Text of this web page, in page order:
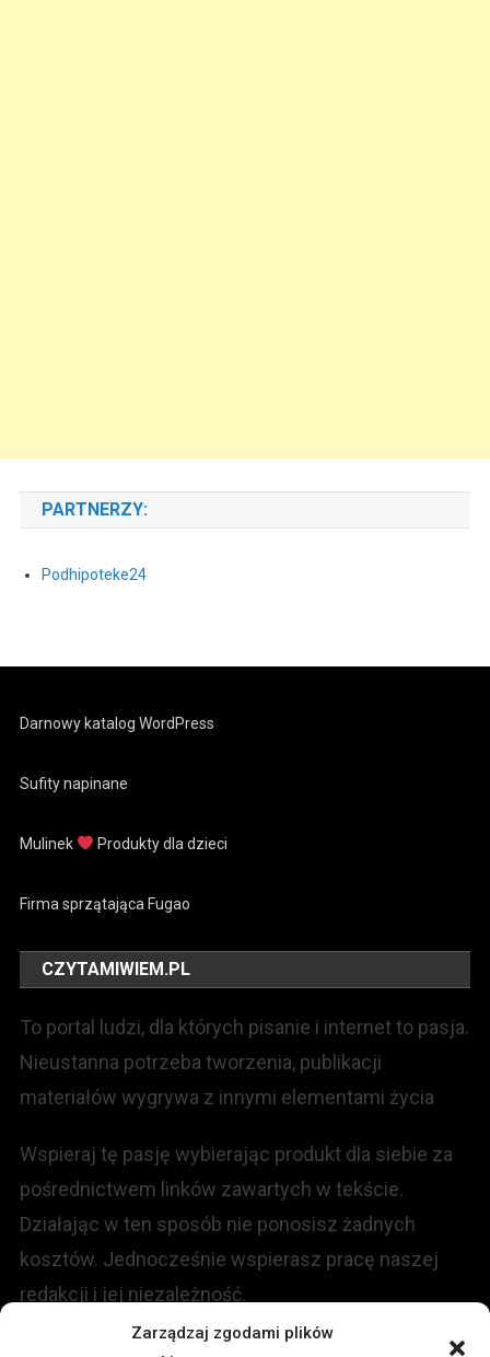
Zarządzaj zgodami plików
PARTNERZY:
Podhipoteke24
Darnowy katalog WordPress
Sufity napinane
Mulinek Produkty dla dzieci
Firma sprzątająca Fugao
CZYTAMIWIEM.PL
To portal ludzi, dla których pisanie i internet to pasja.
Nieustanna potrzeba tworzenia, publikacji
materiałów wygrywa z innymi elementami życia
Wspieraj tę pasję wybierając produkt dla siebie za
pośrednictwem linków zawartych w tekście.
Działając w ten sposób nie ponosisz żadnych
kosztów. Jednocześnie wspierasz pracę naszej
redakcji i jej niezależność.